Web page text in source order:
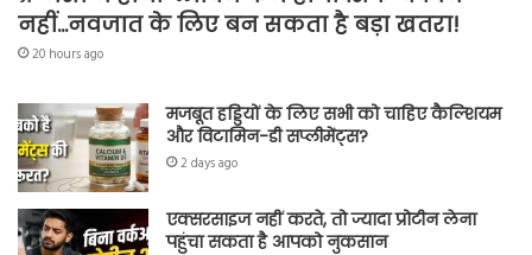
नहीं…नवजात के लिए बन सकता है बड़ा खतरा!
20 hours ago
मजबूत हड्डियों के लिए सभी को चाहिए कैल्शियम
और विटामिन-डी सप्लीमेंट्स?
2 days ago
एक्सरसाइज नहीं करते, तो ज्यादा प्रोटीन लेना
पहुंचा सकता है आपको नुकसान